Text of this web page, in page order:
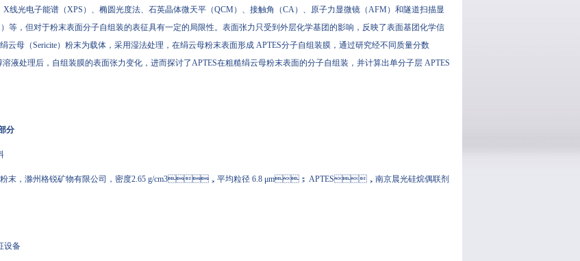
、X线光电子能谱（XPS）、椭圆光度法、石英晶体微天平（QCM）、接触角（CA）、原子力显微镜（AFM）和隧道扫描显
等，但对于粉末表面分子自组装的表征具有一定的局限性。表面张力只受到外层化学基团的影响，反映了表面基团化学信
以绢云母（Sericite）粉末为载体，采用湿法处理，在绢云母粉末表面形成 APTES分子自组装膜，通过研究经不同质量分数
液处理后，自组装膜的表面张力变化，进而探讨了APTES在粗糙绢云母粉末表面的分子自组装，并计算出单分子层 APTES
分
末，滁州格锐矿物有限公司，密度2.65 g/cm3，平均粒径 6.8 μm； APTES，南京晨光硅烷偶联剂
设备